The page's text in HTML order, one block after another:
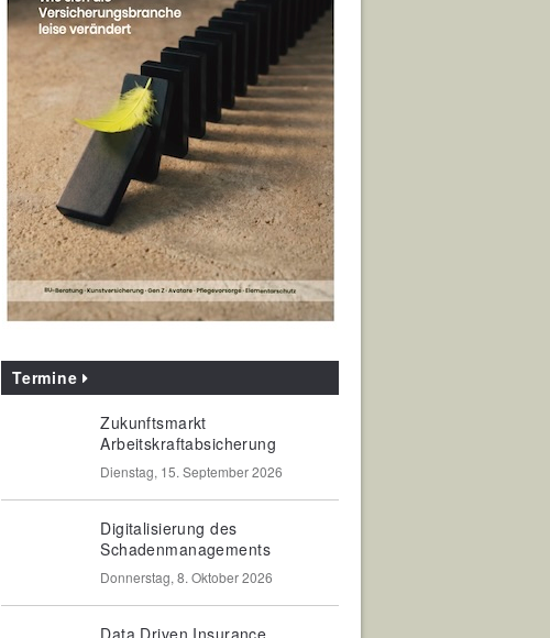
Termine
Zukunftsmarkt
Arbeitskraftabsicherung
Dienstag, 15. September 2026
Digitalisierung des
Schadenmanagements
Donnerstag, 8. Oktober 2026
Data Driven Insurance